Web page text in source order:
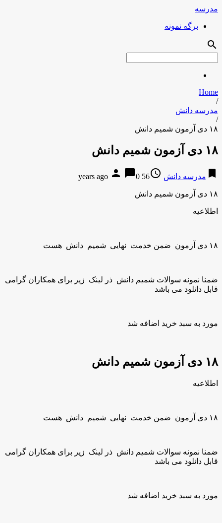
مدرسه
برگه نمونه
search
Home
/
مدرسه دانش
/
۱۸ دی آزمون شمیم دانش
۱۸ دی آزمون شمیم دانش
bookmark مدرسه دانش access_time
56 years ago
person chat_bubble0
۱۸ دی آزمون شمیم دانش
اطلاعیه
۱۸ دی آزمون ضمن خدمت نهایی شمیم دانش هست
ضمنا نمونه سوالات شمیم دانش ذر لینک زیر برای همکاران گرامی
قابل دانلود می باشد
مورد به سبد خرید اضافه شد
۱۸ دی آزمون شمیم دانش
اطلاعیه
۱۸ دی آزمون ضمن خدمت نهایی شمیم دانش هست
ضمنا نمونه سوالات شمیم دانش ذر لینک زیر برای همکاران گرامی
قابل دانلود می باشد
مورد به سبد خرید اضافه شد